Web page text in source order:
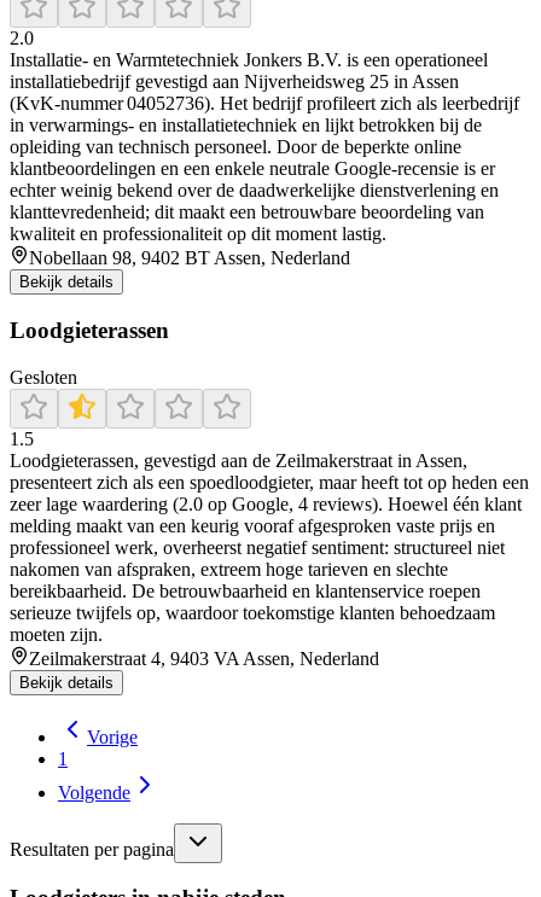
2.0
Installatie- en Warmtetechniek Jonkers B.V. is een operationeel
installatiebedrijf gevestigd aan Nijverheidsweg 25 in Assen
(KvK‑nummer 04052736). Het bedrijf profileert zich als leerbedrijf
in verwarmings- en installatie­techniek en lijkt betrokken bij de
opleiding van technisch personeel. Door de beperkte online
klantbeoordelingen en een enkele neutrale Google-recensie is er
echter weinig bekend over de daadwerkelijke dienstverlening en
klanttevredenheid; dit maakt een betrouwbare beoordeling van
kwaliteit en professionaliteit op dit moment lastig.
Nobellaan 98, 9402 BT Assen, Nederland
Bekijk details
Loodgieterassen
Gesloten
1.5
Loodgieterassen, gevestigd aan de Zeilmakerstraat in Assen,
presenteert zich als een spoedloodgieter, maar heeft tot op heden een
zeer lage waardering (2.0 op Google, 4 reviews). Hoewel één klant
melding maakt van een keurig vooraf afgesproken vaste prijs en
professioneel werk, overheerst negatief sentiment: structureel niet
nakomen van afspraken, extreem hoge tarieven en slechte
bereikbaarheid. De betrouwbaarheid en klantenservice roepen
serieuze twijfels op, waardoor toekomstige klanten behoedzaam
moeten zijn.
Zeilmakerstraat 4, 9403 VA Assen, Nederland
Bekijk details
Vorige
1
Volgende
Resultaten per pagina